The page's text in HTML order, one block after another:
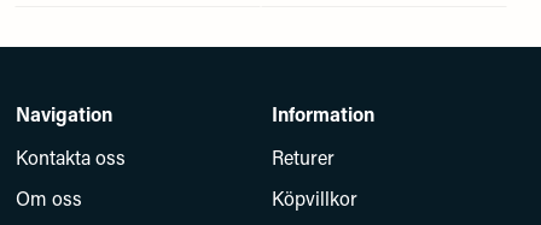
Navigation
Kontakta oss
Om oss
Information
Returer
Köpvillkor